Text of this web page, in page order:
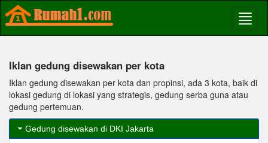
Iklan gedung disewakan per kota
Iklan gedung disewakan per kota dan propinsi, ada 3 kota, baik di
lokasi gedung di lokasi yang strategis, gedung serba guna atau
gedung pertemuan.
Gedung disewakan di DKI Jakarta